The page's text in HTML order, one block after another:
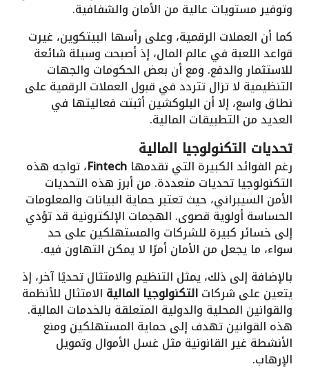
وتوفير مستويات عالية من الأمان والشفافية.
كما أن العملات الرقمية، وعلى رأسها البيتكوين، غيرت
قواعد اللعبة في عالم المال، إذ أصبحت وسيلة شائعة
للاستثمار والدفع. ومع أن بعض الحكومات والجهات
التنظيمية لا تزال تتردد في قبول العملات الرقمية على
نطاق واسع، إلا أن البلوكشين أثبتت فعاليتها في
العديد من التطبيقات المالية.
تحديات التكنولوجيا المالية
رغم الفوائد الكبيرة التي تقدمها Fintech، تواجه هذه
التكنولوجيا تحديات متعددة. من أبرز هذه التحديات
الأمن السيبراني، حيث تعتبر حماية البيانات والمعلومات
الحساسة أولوية قصوى. الهجمات الإلكترونية قد تؤدي
إلى خسائر كبيرة للشركات والمستهلكين على حد
سواء، ما يجعل من الأمان أمرًا لا يمكن التهاون فيه.
بالإضافة إلى ذلك، يمثل التنظيم والامتثال تحديًا آخر، إذ
يتعين على شركاتالتكنولوجيا المالية الامتثال للأنظمة
والقوانين المحلية والدولية المتعلقة بالخدمات المالية.
هذه القوانين تهدف إلى حماية المستهلكين ومنع
الأنشطة غير القانونية مثل غسل الأموال وتمويل
الإرهاب.